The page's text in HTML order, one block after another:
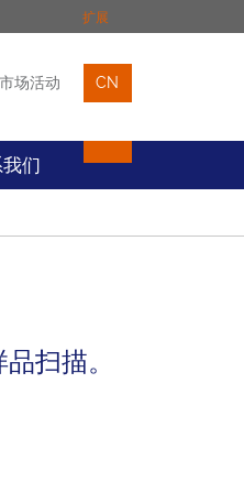
扩展
联络我们
市场活动 CN
们
扫描。